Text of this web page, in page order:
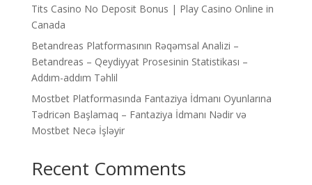
Tits Casino No Deposit Bonus | Play Casino Online in
Canada
Betandreas Platformasının Rəqəmsal Analizi –
Betandreas – Qeydiyyat Prosesinin Statistikası –
Addım-addım Təhlil
Mostbet Platformasında Fantaziya İdmanı Oyunlarına
Tədricən Başlamaq – Fantaziya İdmanı Nədir və
Mostbet Necə İşləyir
Recent Comments